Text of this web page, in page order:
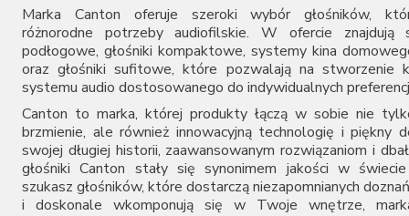
Marka Canton oferuje szeroki wybór głośników,
różnorodne potrzeby audiofilskie. W ofercie znajdują
podłogowe, głośniki kompaktowe, systemy kina
oraz głośniki sufitowe, które pozwalają na stworzenie
systemu audio dostosowanego do indywidualnych
Canton to marka, której produkty łączą w sobie nie
brzmienie, ale również innowacyjną technologię i piękny
swojej długiej historii, zaawansowanym rozwiązaniom i
głośniki Canton stały się synonimem jakości w
szukasz głośników, które dostarczą niezapomnianych
i doskonale wkomponują się w Twoje wnętrze,